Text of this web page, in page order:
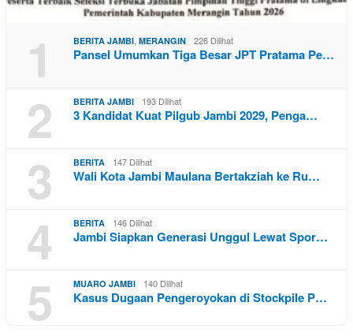
1 BERITA JAMBI, MERANGIN 226 Dilihat
Pansel Umumkan Tiga Besar JPT Pratama Pe…
2 BERITA JAMBI 193 Dilihat
3 Kandidat Kuat Pilgub Jambi 2029, Penga…
3 BERITA 147 Dilihat
Wali Kota Jambi Maulana Bertakziah ke Ru…
4 BERITA 146 Dilihat
Jambi Siapkan Generasi Unggul Lewat Spor…
5 MUARO JAMBI 140 Dilihat
Kasus Dugaan Pengeroyokan di Stockpile P…